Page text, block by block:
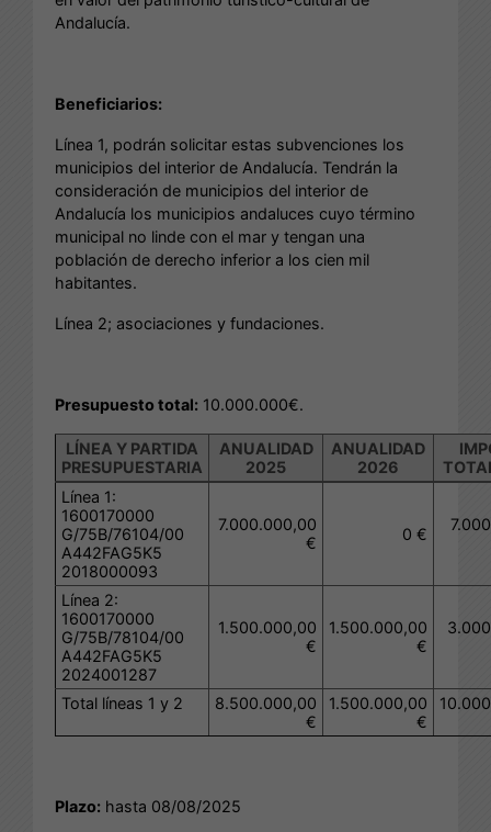
Andalucía.
Beneficiarios:
Línea 1, podrán solicitar estas subvenciones los
municipios del interior de Andalucía. Tendrán la
consideración de municipios del interior de
Andalucía los municipios andaluces cuyo término
municipal no linde con el mar y tengan una
población de derecho inferior a los cien mil
habitantes.
Línea 2; asociaciones y fundaciones.
Presupuesto total: 10.000.000€.
LÍNEA Y PARTIDA
PRESUPUESTARIA
ANUALIDAD
2025
ANUALIDAD
2026
Línea 1:
1600170000
G/75B/76104/00
A442FAG5K5
2018000093
7.000.000,00
€
0 €
Línea 2:
1600170000
G/75B/78104/00
A442FAG5K5
2024001287
1.500.000,00
€
1.500.000,00
€
Total líneas 1 y 2
8.500.000,00
€
1.500.000,00
€
Plazo: hasta 08/08/2025